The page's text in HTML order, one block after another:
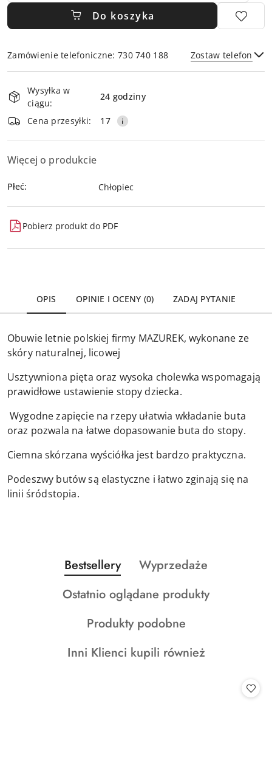
Do koszyka
Zamówienie telefoniczne: 730 740 188 Zostaw telefon
Dostępność
i
dostawa
Wysyłka w
ciągu:
24 godziny
Cena przesyłki: 17
Więcej o produkcie
Płeć: Chłopiec
Pobierz produkt do PDF
OPIS OPINIE I OCENY (0) ZADAJ PYTANIE
Obuwie letnie polskiej firmy MAZUREK, wykonane ze
skóry naturalnej, licowej
Usztywniona pięta oraz wysoka cholewka wspomagają
prawidłowe ustawienie stopy dziecka.
Wygodne zapięcie na rzepy ułatwia wkładanie buta
oraz pozwala na łatwe dopasowanie buta do stopy.
Ciemna skórzana wyściółka jest bardzo praktyczna.
Podeszwy butów są elastyczne i łatwo zginają się na
linii śródstopia.
Pomiń karuzelę produktów
Produkty
o
statusie:
Bestsellery
Produkty
statusie:
Wyprzedaże
Produkty
statusie:
Ostatnio oglądane produkty
Produkty
statusie:
Produkty podobne
Produkty
Inni Klienci kupili również